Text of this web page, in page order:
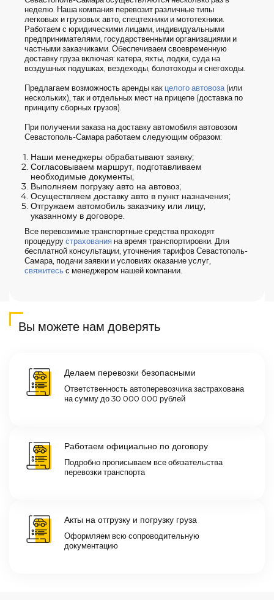
неделю. Наша компания перевозит различные типы
легковых и грузовых авто, спецтехники и мототехники.
Работаем с юридическими лицами, индивидуальными
предпринимателями, государственными организациями и
частными заказчиками. Обеспечиваем своевременную
доставку груза включая: катера, яхты, лодки, суда на
воздушных подушках, вездеходы, болотоходы и снегоходы.
Предлагаем возможность аренды как целого автовоза(или
нескольких), так и отдельных мест на прицепе (доставка по
принципу сборных грузов).
При получении заказа на доставку автомобиля автовозом
Севастополь-Самара работаем следующим образом:
Наши менеджеры обрабатывают заявку;
Согласовываем маршрут, подготавливаем
необходимые документы;
Выполняем погрузку авто на автовоз;
Осуществляем доставку авто в пункт назначения;
Отгружаем автомобиль заказчику или лицу,
указанному в договоре.
Все перевозимые транспортные средства проходят
процедуру страхования на время транспортировки. Для
бесплатной консультации, уточнения тарифов Севастополь-
Самара, подачи заявки и условиях оказание услуг,
свяжитесь с менеджером нашей компании.
Вы можете нам доверять
Делаем перевозки безопасными
Ответственность автоперевозчика застрахована
на сумму до 30 000 000 рублей
Работаем официально по договору
Подробно прописываем все обязательства
перевозки транспорта
Акты на отгрузку и погрузку груза
Оформляем всю сопроводительную
документацию